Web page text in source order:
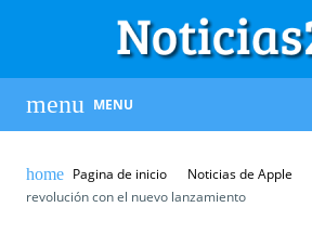
MENU
Pagina de inicio Noticias de Apple
revolución con el nuevo lanzamiento